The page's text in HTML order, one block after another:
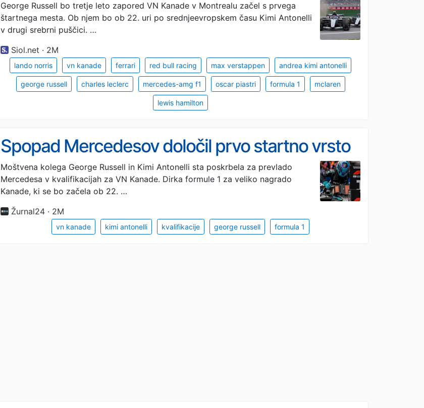
George Russell bo tretje leto zapored VN Kanade v Montrealu začel s prvega
štartnega mesta. Ob njem bo ob 22. uri po srednjeevropskem času Kimi Antonelli
v drugi srebrni puščici. …
Siol.net · 2M
lando norris vn kanade ferrari red bull racing max verstappen andrea kimi antonelli
george russell charles leclerc mercedes-amg f1 oscar piastri formula 1 mclaren
lewis hamilton
Spopad Mercedesov določil prvo startno vrsto
Moštvena kolega George Russell in Kimi Antonelli sta poskrbela za prevlado
Mercedesa v kvalifikacijah za VN Kanade. Dirka formule 1 za veliko nagrado
Kanade, ki se bo začela ob 22. …
Žurnal24 · 2M
vn kanade kimi antonelli kvalifikacije george russell formula 1